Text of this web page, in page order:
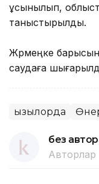
ұсынылып,
таныстырылды.
Жәрмеңке
саудаға
Қызылорда
без
Авторлар